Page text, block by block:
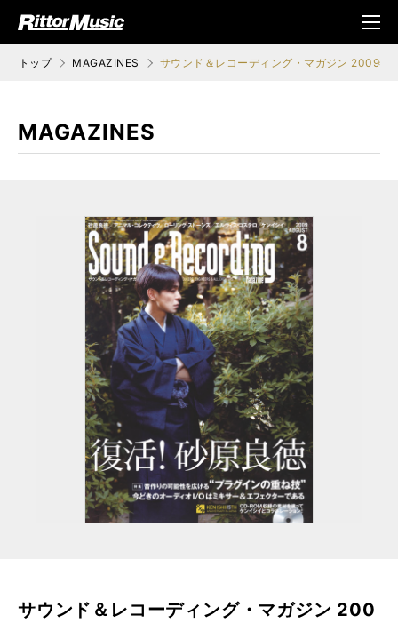
ジック (Rittor Musi
メニ
ュ
トップ MAGAZINES サウンド＆レコーディング・マガジン 2009年
MAGAZINES
拡大す
サウンド＆レコーディング・マガジン 200